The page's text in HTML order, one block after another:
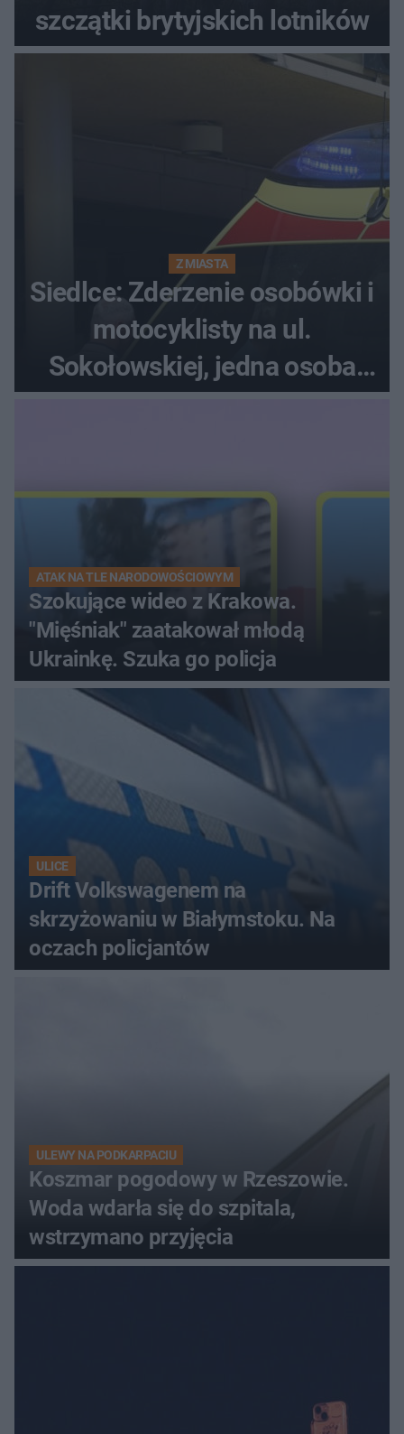
szczątki brytyjskich lotników
Z MIASTA
Siedlce: Zderzenie osobówki i
motocyklisty na ul.
Sokołowskiej, jedna osoba
ranna!
ATAK NA TLE NARODOWOŚCIOWYM
Szokujące wideo z Krakowa.
"Mięśniak" zaatakował młodą
Ukrainkę. Szuka go policja
ULICE
Drift Volkswagenem na
skrzyżowaniu w Białymstoku. Na
oczach policjantów
ULEWY NA PODKARPACIU
Koszmar pogodowy w Rzeszowie.
Woda wdarła się do szpitala,
wstrzymano przyjęcia